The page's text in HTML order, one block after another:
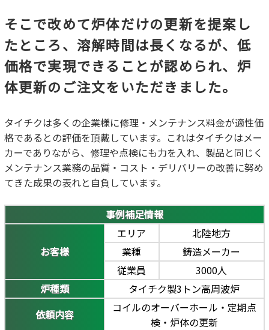
そこで改めて炉体だけの更新を提案し
たところ、溶解時間は長くなるが、低
価格で実現できることが認められ、炉
体更新のご注文をいただきました。
タイチクは多くの企業様に修理・メンテナンス料金が適性価
格であるとの評価を頂戴しています。これはタイチクはメー
カーでありながら、修理や点検にも力を入れ、製品と同じく
メンテナンス業務の品質・コスト・デリバリーの改善に努め
てきた成果の表れと自負しています。
事例補足情報
お客様
エリア
北陸地方
業種
鋳造メーカー
従業員
3000人
炉種類
タイチク製3トン高周波炉
依頼内容
コイルのオーバーホール・定期点
検・炉体の更新